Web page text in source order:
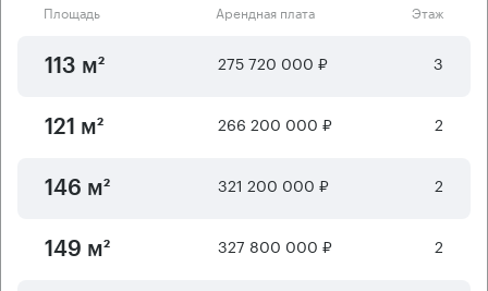
Площадь Арендная плата Этаж
113 м² 275 720 000 ₽ 3
121 м² 266 200 000 ₽ 2
146 м² 321 200 000 ₽ 2
149 м² 327 800 000 ₽ 2